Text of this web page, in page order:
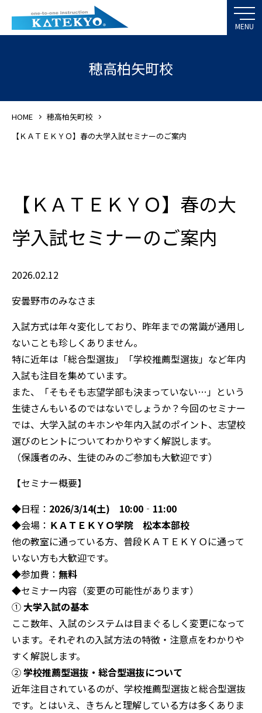
穂高柏矢町校
HOME
穂高柏矢町校
【ＫＡＴＥＫＹＯ】春の大学入試セミナーのご案内
【ＫＡＴＥＫＹＯ】春の大
学入試セミナーのご案内
2026.02.12
安曇野市のみなさま
入試方式は年々変化しており、昨年までの常識が通用し
ないことも珍しくありません。
特に近年は「総合型選抜」「学校推薦型選抜」など年内
入試も注目を集めています。
また、「そもそも志望学部も決まっていない…」という
生徒さんもいるのではないでしょうか？今回のセミナー
では、大学入試のキホンや年内入試のポイント、志望校
選びのヒントについてわかりやすく解説します。
（保護者のみ、生徒のみのご参加も大歓迎です）
【セミナー概要】
◆日程： 2026/3/14(土) 10:00‐11:00
◆会場： ＫＡＴＥＫＹＯ学院 松本本部校
他の教室に通っている方、普段ＫＡＴＥＫＹＯに通って
いない方も大歓迎です。
◆参加費： 無料
◆セミナー内容（変更の可能性があります）
①大学入試の基本
ここ数年、入試のシステムは目まぐるしく変更になって
います。それぞれの入試方法の特徴・注意点をわかりや
すく解説します。
②学校推薦型選抜・総合型選抜について
近年注目されているのが、学校推薦型選抜と総合型選抜
です。とはいえ、きちんと理解している方は多くありま